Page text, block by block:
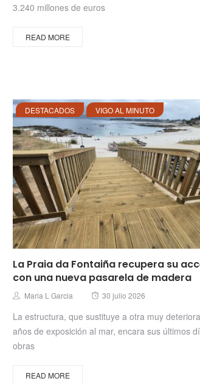
3.240 millones de euros
READ MORE
DESTACADOS VIGO AL MINUTO
La Praia da Fontaiña recupera su
con una nueva pasarela de madera
Author
Maria L Garcia
Posted
30 julio 2026
La estructura, que sustituye a otra muy
años de exposición al mar, encara sus últimos
obras
READ MORE